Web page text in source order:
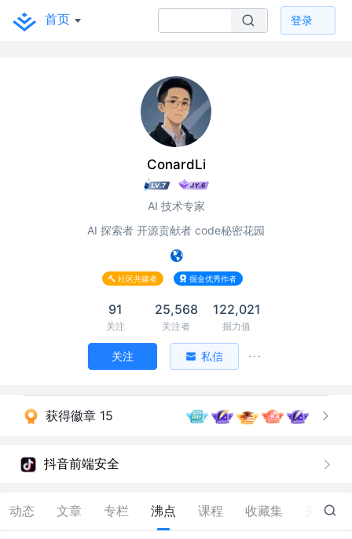
首页 登录
ConardLi
AI 技术专家
AI 探索者 开源贡献者 code秘密花园
社区共建者 掘金优秀作者
91
关注
25,568
关注者
122,021
掘力值
关注 私信
获得徽章 15
抖音前端安全
动态 文章 专栏 沸点 课程 收藏集 关注